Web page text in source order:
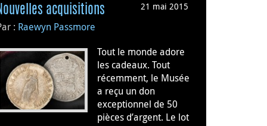
21 mai 2015
acquisitions
: Raewyn Passmore
Tout le monde adore
les cadeaux. Tout
récemment, le Musée
a reçu un don
exceptionnel de 50
pièces d’argent. Le lot